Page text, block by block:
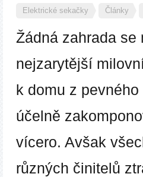
Elektrické sekačky Články
Žádná zahrada se
nejzarytější
k domu z
účelně
vícero. Avšak
různých činitelů